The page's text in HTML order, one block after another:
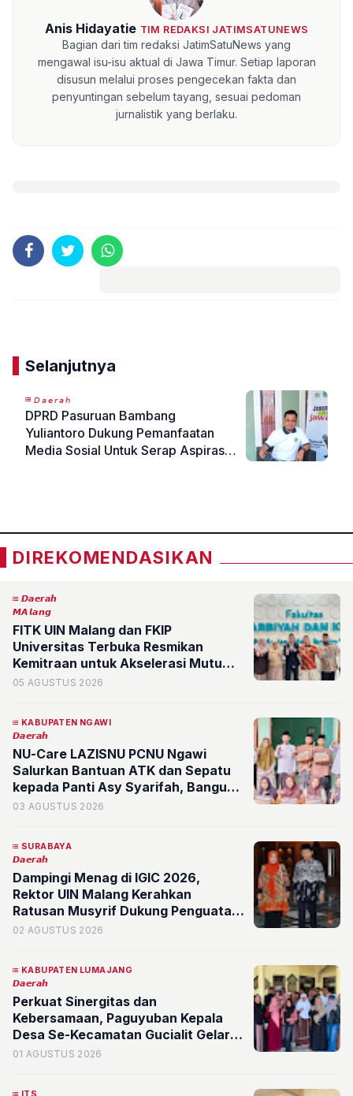
Anis Hidayatie TIM REDAKSI JATIMSATUNEWS
Bagian dari tim redaksi JatimSatuNews yang
mengawal isu-isu aktual di Jawa Timur. Setiap laporan
disusun melalui proses pengecekan fakta dan
penyuntingan sebelum tayang, sesuai pedoman
jurnalistik yang berlaku.
Selanjutnya
𝘋𝘢𝘦𝘳𝘢𝘩
DPRD Pasuruan Bambang
Yuliantoro Dukung Pemanfaatan
Media Sosial Untuk Serap Aspirasi
DIREKOMENDASIKAN
𝘿𝙖𝙚𝙧𝙖𝙝
𝙈𝘼𝙡𝙖𝙣𝙜
FITK UIN Malang dan FKIP
Universitas Terbuka Resmikan
Kemitraan untuk Akselerasi Mutu
Akademik
05 AGUSTUS 2026
KABUPATEN NGAWI
𝘿𝙖𝙚𝙧𝙖𝙝
NU-Care LAZISNU PCNU Ngawi
Salurkan Bantuan ATK dan Sepatu
kepada Panti Asy Syarifah, Bangun
Sinergi Positif Banom dan Lembaga
03 AGUSTUS 2026
SURABAYA
𝘿𝙖𝙚𝙧𝙖𝙝
Dampingi Menag di IGIC 2026,
Rektor UIN Malang Kerahkan
Ratusan Musyrif Dukung Penguatan
Masjid sebagai Pusat Peradaban
02 AGUSTUS 2026
KABUPATEN LUMAJANG
𝘿𝙖𝙚𝙧𝙖𝙝
Perkuat Sinergitas dan
Kebersamaan, Paguyuban Kepala
Desa Se-Kecamatan Gucialit Gelar
Silaturahmi Rutin di Desa Sombo
01 AGUSTUS 2026